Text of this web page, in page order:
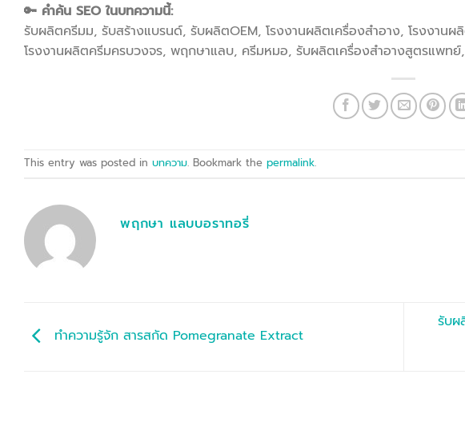
🔑 คำค้น SEO ในบทความนี้:
รับผลิตครีมม, รับสร้างแบรนด์, รับผลิตOEM, โรงงานผลิตเครื่องสำอาง, โรงงา
โรงงานผลิตครีมครบวงจร, พฤกษาแลบ, ครีมหมอ, รับผลิตเครื่องสำอางสูตรแพท
This entry was posted in บทความ. Bookmark the permalink.
พฤกษา แลบบอราทอรี่
ทำความรู้จัก สารสกัด Pomegranate Extract
รับผ